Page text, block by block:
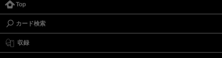
Top
カード検索
収録